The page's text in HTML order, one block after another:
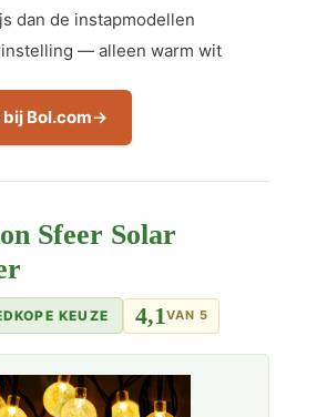
dan de instapmodellen
— alleen warm wit
Bol.com
Sfeer Solar
KEUZE 4,1 VAN 5